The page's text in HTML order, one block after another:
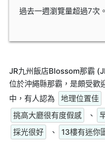
過去一週瀏覽量超過7次。
JR九州飯店Blossom那霸
位於沖繩縣那霸，是頗受歡
中，有人認為
地理位置佳
挑高大廳很有度假感
、
採光很好
、 13樓有迷你